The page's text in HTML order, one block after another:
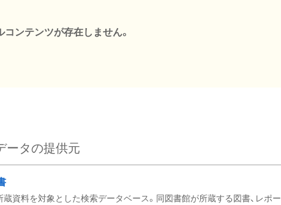
ンテンツが存在しません。
ータの提供元
資料を対象とした検索データベース。同図書館が所蔵する図書、レポー